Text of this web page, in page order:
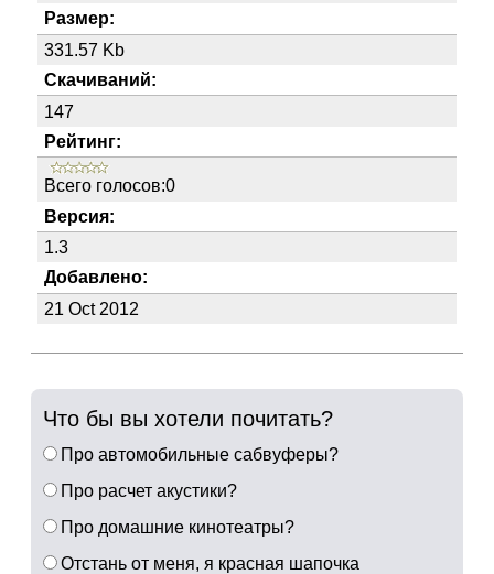
Размер:
331.57 Kb
Скачиваний:
147
Рейтинг:
Всего голосов:0
Версия:
1.3
Добавлено:
21 Oct 2012
Что бы вы хотели почитать?
Про автомобильные сабвуферы?
Про расчет акустики?
Про домашние кинотеатры?
Отстань от меня, я красная шапочка